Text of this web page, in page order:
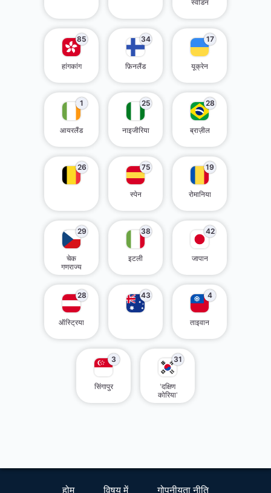
स्वीडन
85
हांगकांग
34
फ़िनलैंड
17
यूक्रेन
1
आयरलैंड
25
नाइजीरिया
28
ब्राज़ील
26 75
स्पेन
19
रोमानिया
29
चेक
गणराज्य
38
इटली
42
जापान
28
ऑस्ट्रिया
43 4
ताइवान
3
सिंगापुर
31
'दक्षिण
कोरिया'
होम विषय में गोपनीयता नीति